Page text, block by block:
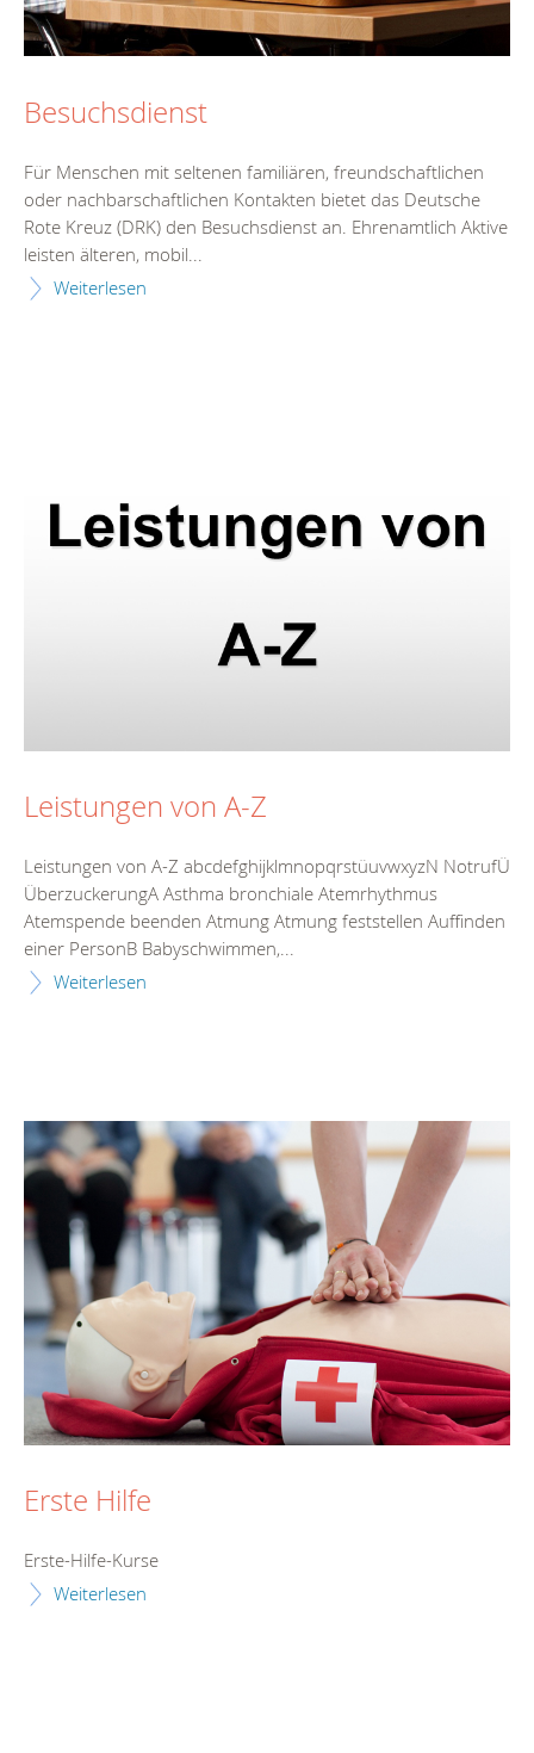
Besuchsdienst
Für Menschen mit seltenen familiären, freundschaftlichen
oder nachbarschaftlichen Kontakten bietet das Deutsche
Rote Kreuz (DRK) den Besuchsdienst an. Ehrenamtlich Aktive
leisten älteren, mobil...
Weiterlesen
Leistungen von A-Z
Leistungen von A-Z abcdefghijklmnopqrstüuvwxyzN NotrufÜ
ÜberzuckerungA Asthma bronchiale Atemrhythmus
Atemspende beenden Atmung Atmung feststellen Auffinden
einer PersonB Babyschwimmen,...
Weiterlesen
Erste Hilfe
Erste-Hilfe-Kurse
Weiterlesen